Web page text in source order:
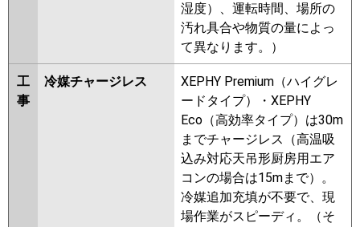
湿度）、運転時間、場所の
汚れ具合や物質の量によっ
て異なります。）
工
事
冷媒チャージレス
XEPHY Premium（ハイグレ
ードタイプ）・XEPHY
Eco（高効率タイプ）は30m
までチャージレス（高温吸
込み対応天吊形厨房用エア
コンの場合は15mまで）。
冷媒追加充填が不要で、現
場作業がスピーディ。（そ